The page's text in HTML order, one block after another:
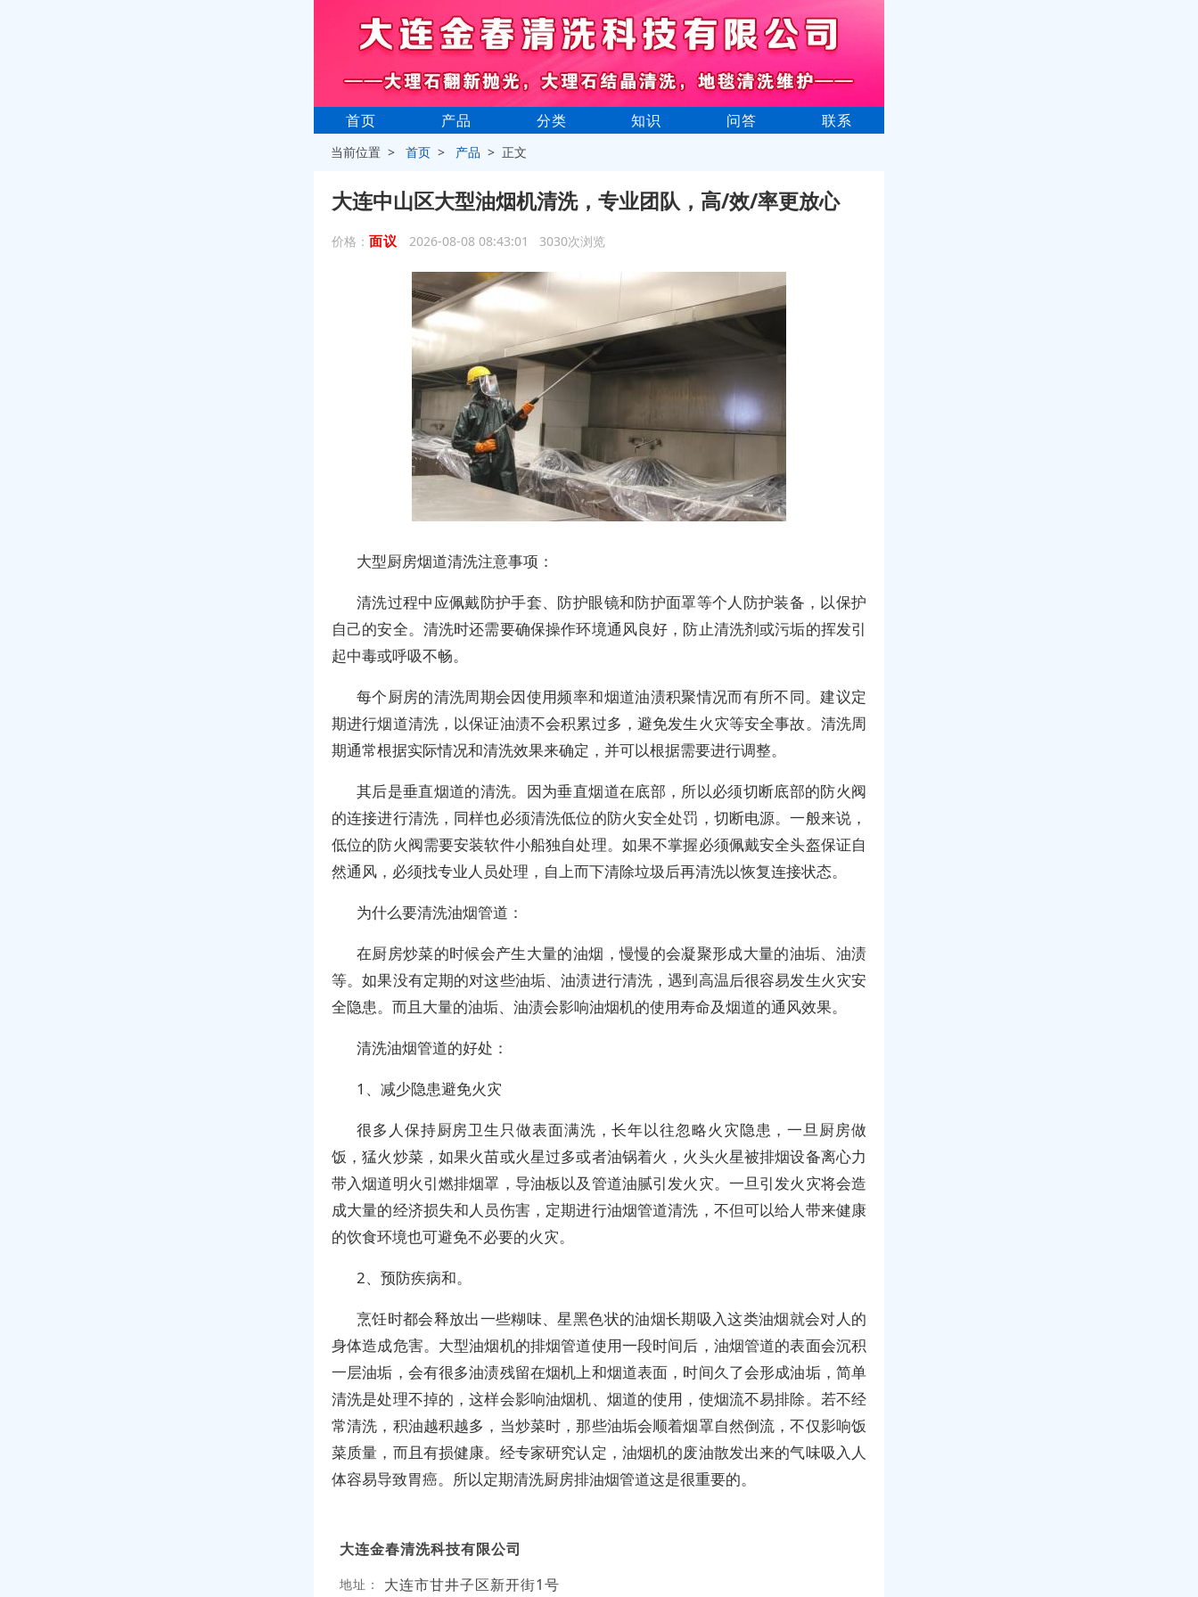
首页 产品 分类 知识 问答 联系
当前位置 >首页 > 产品 > 正文
大连中山区大型油烟机清洗，专业团队，高/效/率更放心
价格： 面议 2026-08-08 08:43:01 3030次浏览
大型厨房烟道清洗注意事项：
清洗过程中应佩戴防护手套、防护眼镜和防护面罩等个人防护装备，以保护
自己的安全。清洗时还需要确保操作环境通风良好，防止清洗剂或污垢的挥发引
起中毒或呼吸不畅。
每个厨房的清洗周期会因使用频率和烟道油渍积聚情况而有所不同。建议定
期进行烟道清洗，以保证油渍不会积累过多，避免发生火灾等安全事故。清洗周
期通常根据实际情况和清洗效果来确定，并可以根据需要进行调整。
其后是垂直烟道的清洗。因为垂直烟道在底部，所以必须切断底部的防火阀
的连接进行清洗，同样也必须清洗低位的防火安全处罚，切断电源。一般来说，
低位的防火阀需要安装软件小船独自处理。如果不掌握必须佩戴安全头盔保证自
然通风，必须找专业人员处理，自上而下清除垃圾后再清洗以恢复连接状态。
为什么要清洗油烟管道：
在厨房炒菜的时候会产生大量的油烟，慢慢的会凝聚形成大量的油垢、油渍
等。如果没有定期的对这些油垢、油渍进行清洗，遇到高温后很容易发生火灾安
全隐患。而且大量的油垢、油渍会影响油烟机的使用寿命及烟道的通风效果。
清洗油烟管道的好处：
1、减少隐患避免火灾
很多人保持厨房卫生只做表面满洗，长年以往忽略火灾隐患，一旦厨房做
饭，猛火炒菜，如果火苗或火星过多或者油锅着火，火头火星被排烟设备离心力
带入烟道明火引燃排烟罩，导油板以及管道油腻引发火灾。一旦引发火灾将会造
成大量的经济损失和人员伤害，定期进行油烟管道清洗，不但可以给人带来健康
的饮食环境也可避免不必要的火灾。
2、预防疾病和。
烹饪时都会释放出一些糊味、星黑色状的油烟长期吸入这类油烟就会对人的
身体造成危害。大型油烟机的排烟管道使用一段时间后，油烟管道的表面会沉积
一层油垢，会有很多油渍残留在烟机上和烟道表面，时间久了会形成油垢，简单
清洗是处理不掉的，这样会影响油烟机、烟道的使用，使烟流不易排除。若不经
常清洗，积油越积越多，当炒菜时，那些油垢会顺着烟罩自然倒流，不仅影响饭
菜质量，而且有损健康。经专家研究认定，油烟机的废油散发出来的气味吸入人
体容易导致胃癌。所以定期清洗厨房排油烟管道这是很重要的。
大连金春清洗科技有限公司
地址： 大连市甘井子区新开街1号